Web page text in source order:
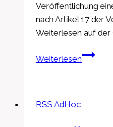
Verkauf
von
Centor
Veröffentlichung
nach Artikel 17 der
Weiterlesen auf der
WeiterlesenEQS-
RSS AdHoc